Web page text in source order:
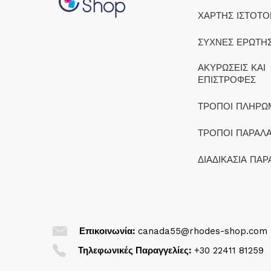
ΧΑΡΤΗΣ
ΣΥΧΝΕΣ
ΑΚΥΡΩΣΕΙΣ ΚΑΙ
ΕΠΙΣΤΡΟΦΕΣ
ΤΡΟΠΟΙ
ΤΡΟΠΟΙ
ΔΙΑΔΙΚΑΣΙΑ
Επικοινωνία: canada55@rhodes-shop.com
Τηλεφωνικές Παραγγελίες: +30 22411 81259